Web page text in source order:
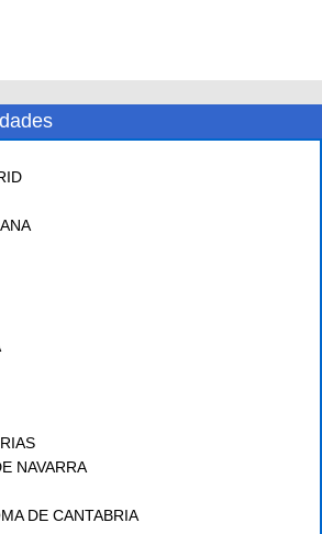
NAVARRA
DE CANTABRIA